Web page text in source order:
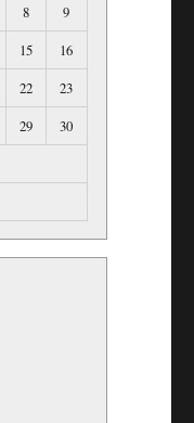
8
9
15
16
22
23
29
30